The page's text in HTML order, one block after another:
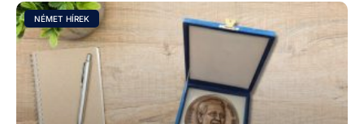
NÉMET HÍREK